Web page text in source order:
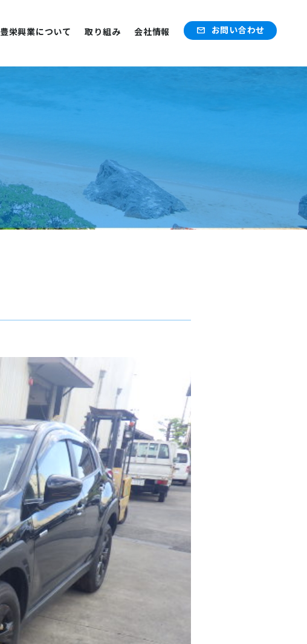
豊栄興業について 取り組み 会社情報 mail お問い合わせ